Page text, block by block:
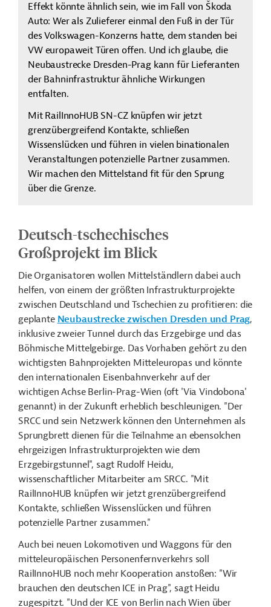
Effekt könnte ähnlich sein, wie im Fall von Škoda
Auto: Wer als Zulieferer einmal den Fuß in der Tür
des Volkswagen-Konzerns hatte, dem standen bei
VW europaweit Türen offen. Und ich glaube, die
Neubaustrecke Dresden-Prag kann für Lieferanten
der Bahninfrastruktur ähnliche Wirkungen
entfalten.
Mit RailInnoHUB SN-CZ knüpfen wir jetzt
grenzübergreifend Kontakte, schließen
Wissenslücken und führen in vielen binationalen
Veranstaltungen potenzielle Partner zusammen.
Wir machen den Mittelstand fit für den Sprung
über die Grenze.
Deutsch-tschechisches
Großprojekt im Blick
Die Organisatoren wollen Mittelständlern dabei auch
helfen, von einem der größten Infrastrukturprojekte
zwischen Deutschland und Tschechien zu profitieren: die
geplante Neubaustrecke zwischen Dresden und Prag,
inklusive zweier Tunnel durch das Erzgebirge und das
Böhmische Mittelgebirge. Das Vorhaben gehört zu den
wichtigsten Bahnprojekten Mitteleuropas und könnte
den internationalen Eisenbahnverkehr auf der
wichtigen Achse Berlin-Prag-Wien (oft 'Via Vindobona'
genannt) in der Zukunft erheblich beschleunigen. "Der
SRCC und sein Netzwerk können den Unternehmen als
Sprungbrett dienen für die Teilnahme an ebensolchen
ehrgeizigen Infrastrukturprojekten wie dem
Erzgebirgstunnel", sagt Rudolf Heidu,
wissenschaftlicher Mitarbeiter am SRCC. "Mit
RailInnoHUB knüpfen wir jetzt grenzübergreifend
Kontakte, schließen Wissenslücken und führen
potenzielle Partner zusammen."
Auch bei neuen Lokomotiven und Waggons für den
mitteleuropäischen Personenfernverkehrs soll
RailInnoHUB noch mehr Kooperation anstoßen: "Wir
brauchen den deutschen ICE in Prag", sagt Heidu
zugespitzt. "Und der ICE von Berlin nach Wien über